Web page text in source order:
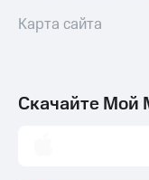
Карта сайта
Скачайте Мой